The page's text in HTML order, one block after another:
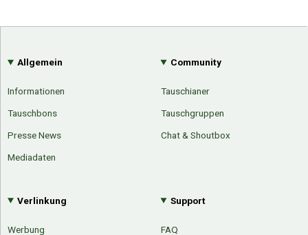
Allgemein
Informationen
Tauschbons
Presse News
Mediadaten
Community
Tauschianer
Tauschgruppen
Chat & Shoutbox
Verlinkung
Werbung
Support
FAQ